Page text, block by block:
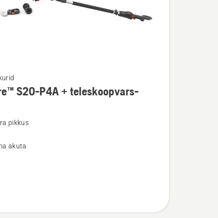
S20-P4A + teleskoopvars-
pikkus
akuta